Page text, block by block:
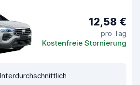
12,58 €
pro Tag
Kostenfreie Stornierung